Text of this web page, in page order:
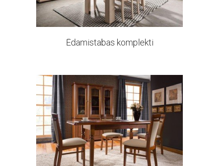
Ēdamistabas komplekti
138 products